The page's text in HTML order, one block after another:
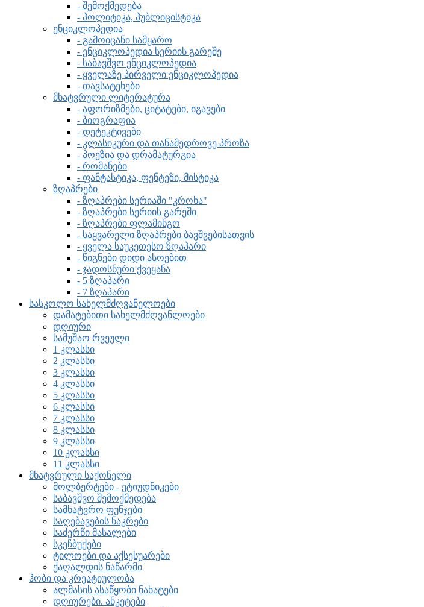
- შემოქმედება
- პოლიტიკა, პუბლიცისტიკა
ენციკლოპედია
- გამოიცანი სამყარო
- ენციკლოპედია სერიის გარეშე
- საბავშვო ენციკლოპედია
- ყველაზე პირველი ენციკლოპედია
- თავსატეხები
მხატვრული ლიტერატურა
- აფორიზმები, ციტატები, იგავები
- ბიოგრაფია
- დეტეკტივები
- კლასიკური და თანამედროვე პროზა
- პოეზია და დრამატურგია
- რომანები
- ფანტასტიკა, ფენტეზი, მისტიკა
ზღაპრები
- ზღაპრები სერიაში "კროხა"
- ზღაპრები სერიის გარეში
- ზღაპრები ფლამინგო
- საყვარელი ზღაპრები ბავშვებისათვის
- ყველა საუკეთესო ზღაპარი
- წიგნები დიდი ასოებით
- ჯადოსნური ქვეყანა
- 5 ზღაპარი
- 7 ზღაპარი
სასკოლო სახელმძღვანელოები
დამატებითი სახელმძღვანლოები
დღიური
სამუშაო რვეული
1 კლასსი
2 კლასსი
3 კლასსი
4 კლასსი
5 კლასსი
6 კლასსი
7 კლასსი
8 კლასსი
9 კლასსი
10 კლასსი
11 კლასსი
მხატვრული საქონელი
მოლბერტები - ეტიუდნიკები
საბავშვო შემოქმედება
სამხატვრო ფუნჯები
საღებავების ნაკრები
საძერწი მასალები
სკეჩბუქები
ტილოები და აქსესუარები
ქაღალდის ნაწარმი
ჰობი და კრეატიულობა
ალმასის ასაწყობი ნახატები
დღიურები. ანკეტები